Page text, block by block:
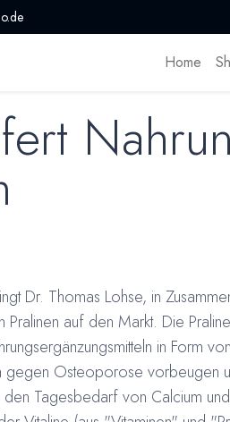
Home
Dr. Thomas Lohse, in
Pralinen auf den Markt. Die
in Form
gegen Osteoporose vorbeugen
Tagesbedarf von Calcium